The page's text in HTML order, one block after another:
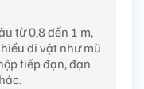
từ 0,8 đến 1 m,
di vật như mũ
tiếp đạn, đạn